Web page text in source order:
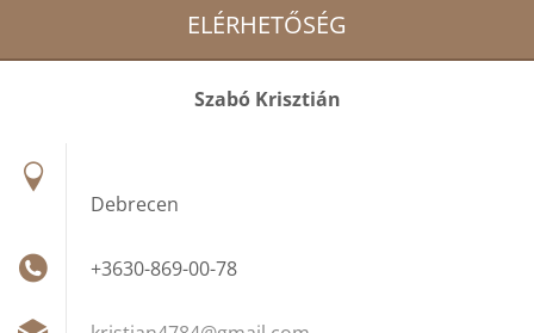
ELÉRHETŐSÉG
Szabó Krisztián
Debrecen
+3630-869-00-78